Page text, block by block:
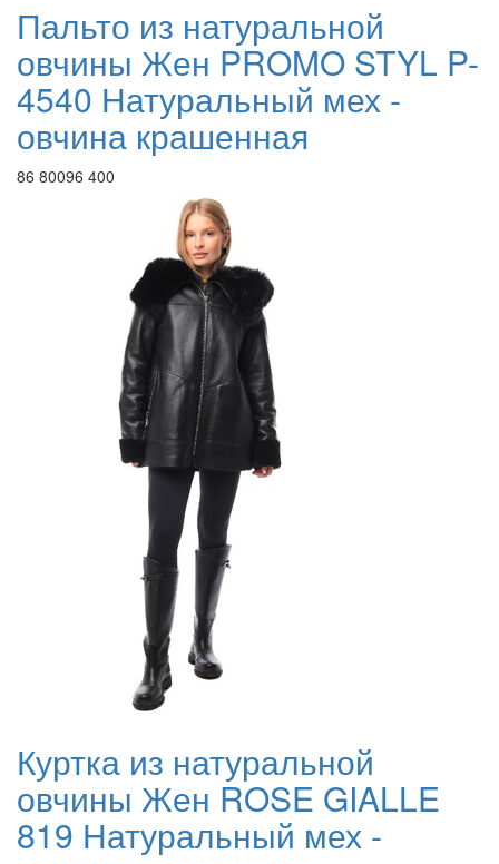
Пальто из натуральной
овчины Жен PROMO STYL P-
4540 Натуральный мех -
овчина крашенная
86 80096 400
Куртка из натуральной
овчины Жен ROSE GIALLE
819 Натуральный мех -